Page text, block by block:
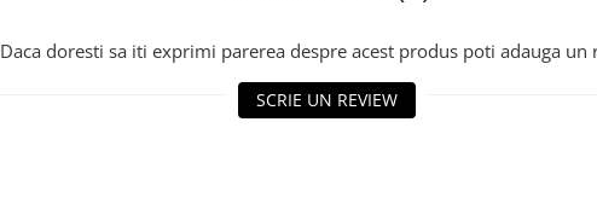
Daca doresti sa iti exprimi parerea despre acest produs poti adauga un
SCRIE UN REVIEW